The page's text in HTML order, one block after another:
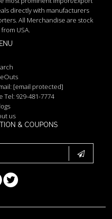
directly with manufacturers
All Merchandise are stock
USA.
[email protected]
Tel: 929-481-7774
us
& COUPONS